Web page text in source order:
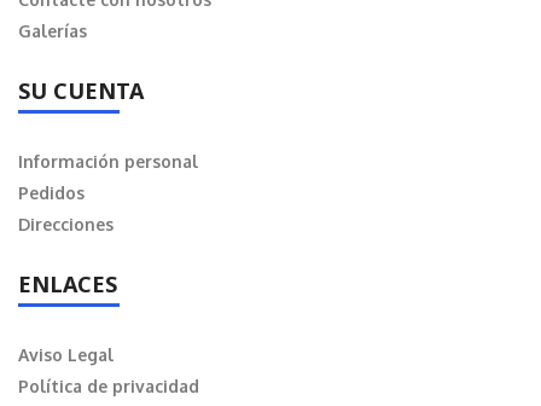
Galerías
SU CUENTA
Información personal
Pedidos
Direcciones
ENLACES
Aviso Legal
Política de privacidad